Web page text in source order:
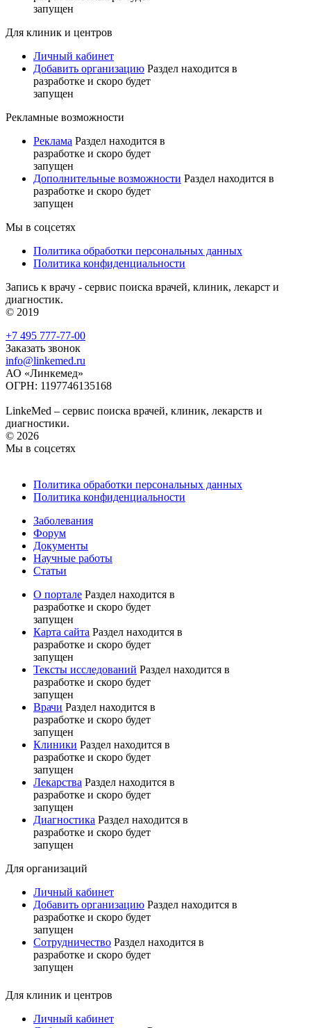
запущен
Для клиник и центров
Личный кабинет
Добавить организацию Раздел находится в
разработке и скоро будет
запущен
Рекламные возможности
Реклама Раздел находится в
разработке и скоро будет
запущен
Дополнительные возможности Раздел находится в
разработке и скоро будет
запущен
Мы в соцсетях
Политика обработки персональных данных
Политика конфиденциальности
Запись к врачу - сервис поиска врачей, клиник, лекарст и
диагностик.
© 2019
+7 495 777-77-00
Заказать звонок
info@linkemed.ru
АО «Линкемед»
ОГРН: 1197746135168
LinkeMed – сервис поиска врачей, клиник, лекарств и
диагностики.
© 2026
Мы в соцсетях
Политика обработки персональных данных
Политика конфиденциальности
Заболевания
Форум
Документы
Научные работы
Статьи
О портале Раздел находится в
разработке и скоро будет
запущен
Карта сайта Раздел находится в
разработке и скоро будет
запущен
Тексты исследований Раздел находится в
разработке и скоро будет
запущен
Врачи Раздел находится в
разработке и скоро будет
запущен
Клиники Раздел находится в
разработке и скоро будет
запущен
Лекарства Раздел находится в
разработке и скоро будет
запущен
Диагностика Раздел находится в
разработке и скоро будет
запущен
Для организаций
Личный кабинет
Добавить организацию Раздел находится в
разработке и скоро будет
запущен
Сотрудничество Раздел находится в
разработке и скоро будет
запущен
Для клиник и центров
Личный кабинет